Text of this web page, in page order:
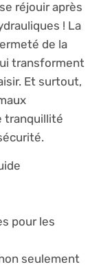
réjouir après
! La
de la
transforment
Et surtout,
tranquillité
pour les
seulement